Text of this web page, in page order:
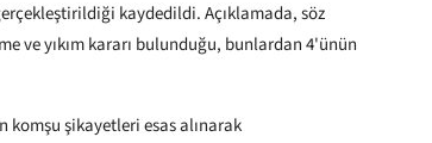
kaydedildi. Açıklamada, söz
ve yıkım kararı bulunduğu, bunlardan 4'ünün
komşu şikayetleri esas alınarak